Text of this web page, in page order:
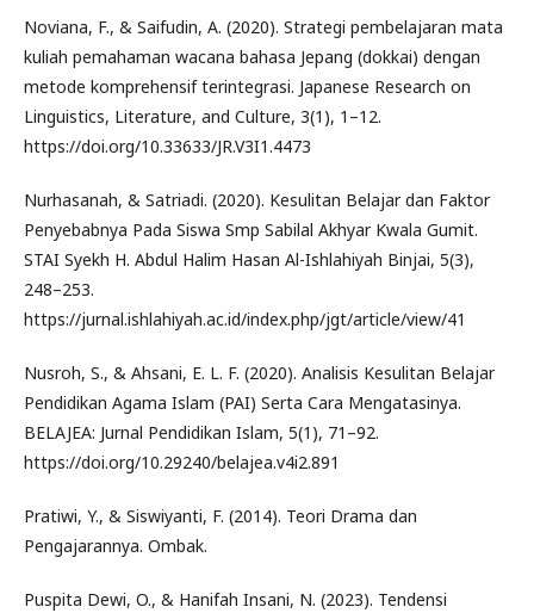
Noviana, F., & Saifudin, A. (2020). Strategi pembelajaran mata
kuliah pemahaman wacana bahasa Jepang (dokkai) dengan
metode komprehensif terintegrasi. Japanese Research on
Linguistics, Literature, and Culture, 3(1), 1–12.
https://doi.org/10.33633/JR.V3I1.4473
Nurhasanah, & Satriadi. (2020). Kesulitan Belajar dan Faktor
Penyebabnya Pada Siswa Smp Sabilal Akhyar Kwala Gumit.
STAI Syekh H. Abdul Halim Hasan Al-Ishlahiyah Binjai, 5(3),
248–253.
https://jurnal.ishlahiyah.ac.id/index.php/jgt/article/view/41
Nusroh, S., & Ahsani, E. L. F. (2020). Analisis Kesulitan Belajar
Pendidikan Agama Islam (PAI) Serta Cara Mengatasinya.
BELAJEA: Jurnal Pendidikan Islam, 5(1), 71–92.
https://doi.org/10.29240/belajea.v4i2.891
Pratiwi, Y., & Siswiyanti, F. (2014). Teori Drama dan
Pengajarannya. Ombak.
Puspita Dewi, O., & Hanifah Insani, N. (2023). Tendensi